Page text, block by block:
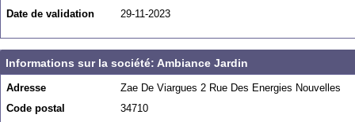
Date de validation
29-11-2023
Informations sur la société: Ambiance Jardin
Adresse
Zae De Viargues 2 Rue Des Energies Nouvelles
Code postal
34710